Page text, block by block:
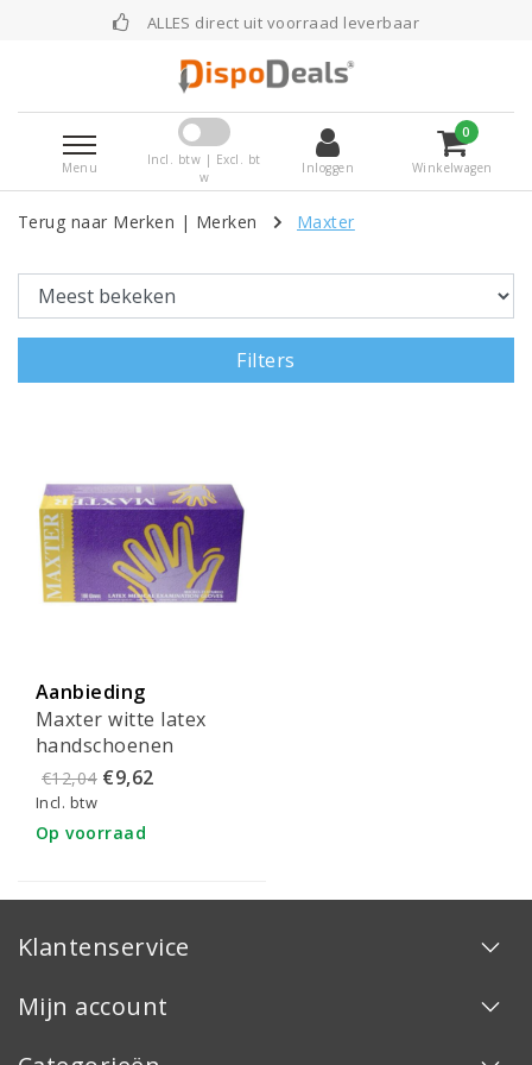
ALLES direct uit voorraad leverbaar
Menu
Incl. btw | Excl. bt
w
Inloggen
0
Winkelwagen
Terug naar Merken | Merken Maxter
Filters
Aanbieding
Maxter witte latex
handschoenen
poedervrij - S (100
stuks)
€12,04 €9,62
Incl. btw
Op voorraad
Klantenservice
Mijn account